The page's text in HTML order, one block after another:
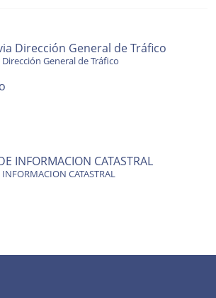
Dirección General de Tráfico
General de Tráfico
INFORMACION CATASTRAL
CATASTRAL